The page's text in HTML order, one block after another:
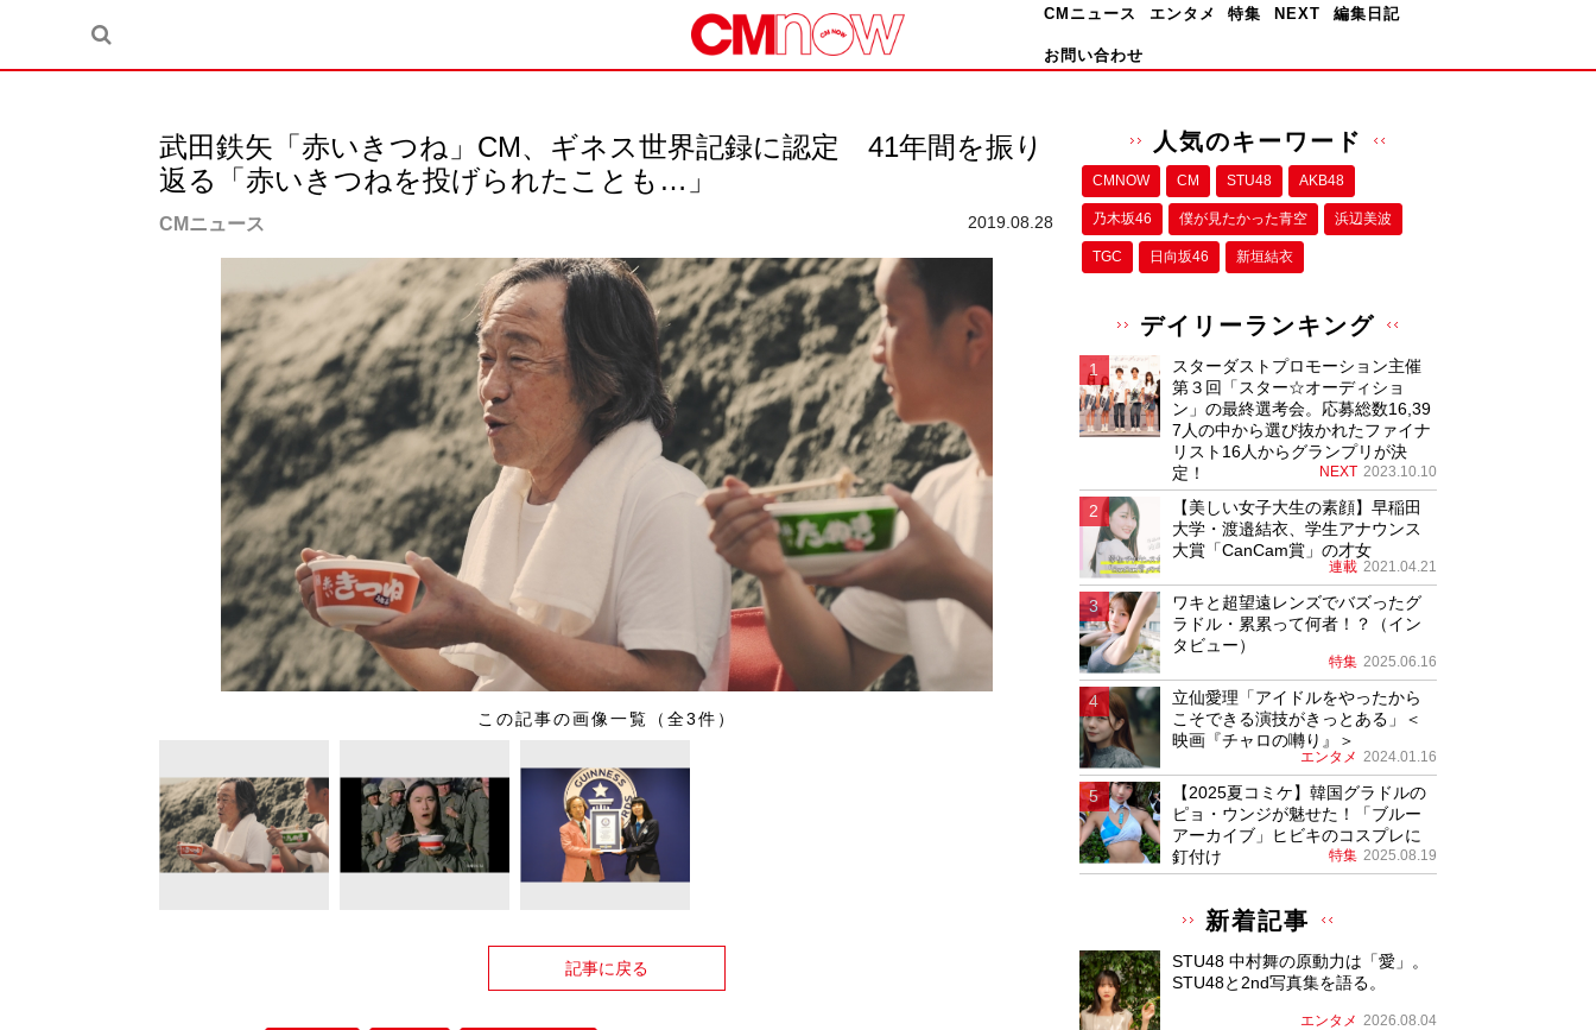
CMニュース エンタメ 特集 NEXT 編集日記
お問い合わせ
武田鉄矢「赤いきつね」CM、ギネス世界記録に認定 41年間を振り
返る「赤いきつねを投げられたことも…」
CMニュース 2019.08.28
この記事の画像一覧（全3件）
記事に戻る
人気のキーワード
CMNOW CM STU48 AKB48
乃木坂46 僕が⾒たかった⻘空 浜辺美波
TGC 日向坂46 新垣結衣
デイリーランキング
スターダストプロモーション主催
第３回「スター☆オーディショ
ン」の最終選考会。応募総数16,39
7人の中から選び抜かれたファイナ
リスト16人からグランプリが決
定！
NEXT 2023.10.10
【美しい女子大生の素顔】早稲田
大学・渡邉結衣、学生アナウンス
大賞「CanCam賞」の才女
連載 2021.04.21
ワキと超望遠レンズでバズったグ
ラドル・累累って何者！？（イン
タビュー）
特集 2025.06.16
立仙愛理「アイドルをやったから
こそできる演技がきっとある」＜
映画『チャロの囀り』＞
エンタメ 2024.01.16
【2025夏コミケ】韓国グラドルの
ピョ・ウンジが魅せた！「ブルー
アーカイブ」ヒビキのコスプレに
釘付け
特集 2025.08.19
新着記事
STU48 中村舞の原動力は「愛」。
STU48と2nd写真集を語る。
エンタメ 2026.08.04